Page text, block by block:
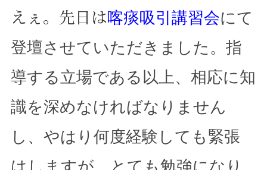
えぇ。先日は喀痰吸引講習会にて
登壇させていただきました。指
導する立場である以上、相応に知
識を深めなければなりません
し、やはり何度経験しても緊張
はしますが、とても勉強になり